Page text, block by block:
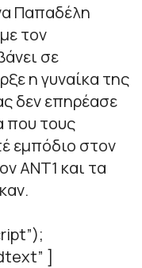
Παπαδέλη
τον
σε
η γυναίκα της
δεν επηρέασε
που τους
εμπόδιο στον
ΑΝΤ1 και τα
]